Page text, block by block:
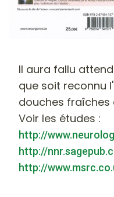
Il aura fallu
que soit reconnu
douches fraîches
Voir les études :
http://
http://
http://